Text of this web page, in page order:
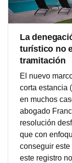
La
turístico no
tramitación
El nuevo
corta estancia
en muchos
abogado
resolución
que con
conseguir
este registro